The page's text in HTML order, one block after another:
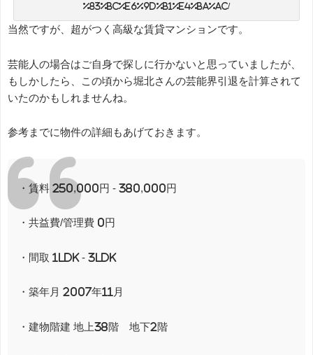
%83%BC%E6%9D%B1%E4%BA%AC/
当然ですが、超がつく高級な賃貸マンションです。
芸能人の場合はご自身で探しに行かないと思っていましたが、
もしかしたら、この頃から堀北さんの芸能界引退を計算されて
いたのかもしれませんね。
参考までに物件の詳細もあげておきます。
・賃料 250,000円 - 380,000円
・共益費/管理費 0円
・間取 1LDK - 3LDK
・築年月 2007年11月
・建物階建 地上38階 地下2階